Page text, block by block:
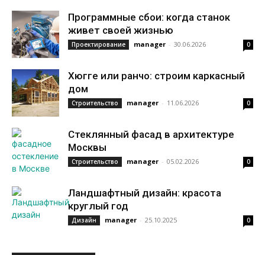
Программные сбои: когда станок
живет своей жизнью
Проектирование manager - 30.06.2026 0
Хюгге или ранчо: строим каркасный
дом
Строительство manager - 11.06.2026 0
Стеклянный фасад в архитектуре
Москвы
Строительство manager - 05.02.2026 0
Ландшафтный дизайн: красота
круглый год
Дизайн manager - 25.10.2025 0